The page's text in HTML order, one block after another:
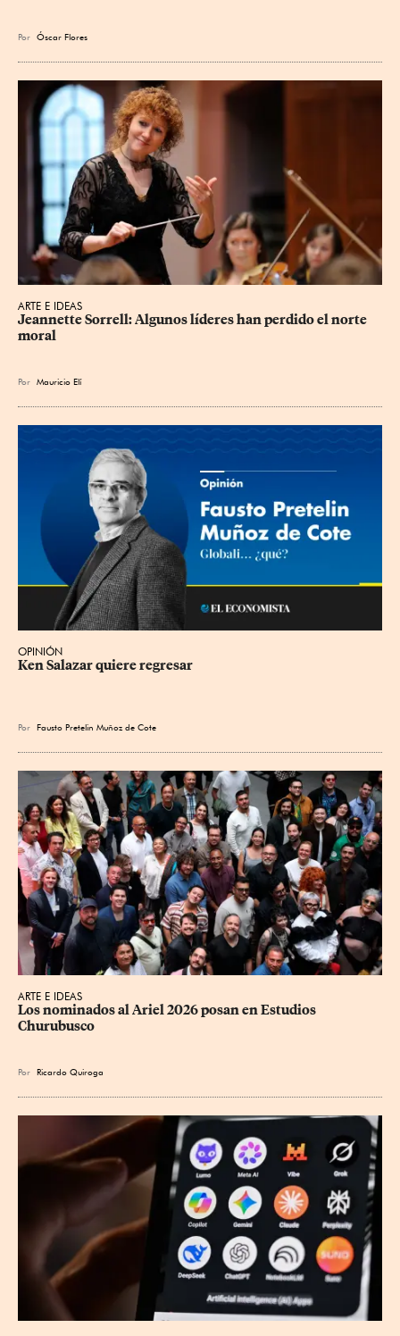
Por Óscar Flores
ARTE E IDEAS
Jeannette Sorrell: Algunos líderes han perdido el norte
moral
Por Mauricio Elí
OPINIÓN
Ken Salazar quiere regresar
Por Fausto Pretelin Muñoz de Cote
ARTE E IDEAS
Los nominados al Ariel 2026 posan en Estudios
Churubusco
Por Ricardo Quiroga